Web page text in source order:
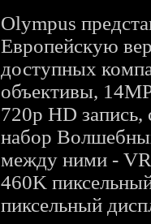
Olympus
Европейскую
доступных
объективы,
720p HD
набор
между ними -
460K
пиксельный